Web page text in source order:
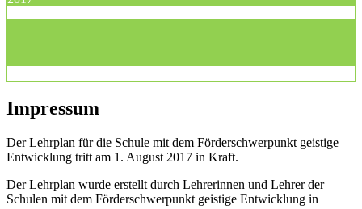
Impressum
Der Lehrplan für die Schule mit dem Förderschwerpunkt geistige
Entwicklung tritt am 1. August 2017 in Kraft.
Der Lehrplan wurde erstellt durch Lehrerinnen und Lehrer der
Schulen mit dem Förderschwerpunkt geistige Entwicklung in